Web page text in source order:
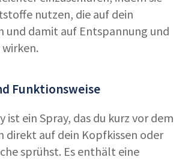
nutzen, die auf dein
und damit auf Entspannung und
Funktionsweise
ist ein Spray, das du kurz vor dem
direkt auf dein Kopfkissen oder
sprühst. Es enthält eine